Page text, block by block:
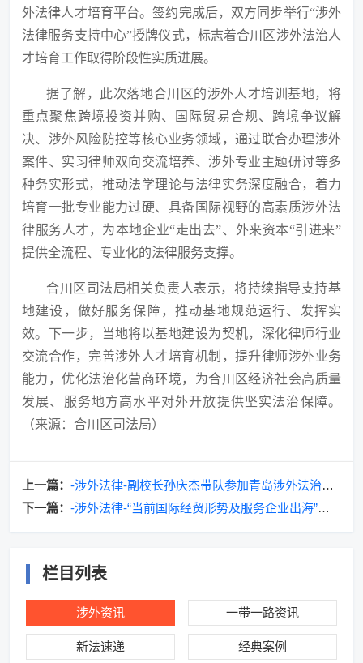
外法律人才培育平台。签约完成后，双方同步举行“涉外
法律服务支持中心”授牌仪式，标志着合川区涉外法治人
才培育工作取得阶段性实质进展。
据了解，此次落地合川区的涉外人才培训基地，将
重点聚焦跨境投资并购、国际贸易合规、跨境争议解
决、涉外风险防控等核心业务领域，通过联合办理涉外
案件、实习律师双向交流培养、涉外专业主题研讨等多
种务实形式，推动法学理论与法律实务深度融合，着力
培育一批专业能力过硬、具备国际视野的高素质涉外法
律服务人才，为本地企业“走出去”、外来资本“引进来”
提供全流程、专业化的法律服务支撑。
合川区司法局相关负责人表示，将持续指导支持基
地建设，做好服务保障，推动基地规范运行、发挥实
效。下一步，当地将以基地建设为契机，深化律师行业
交流合作，完善涉外人才培育机制，提升律师涉外业务
能力，优化法治化营商环境，为合川区经济社会高质量
发展、服务地方高水平对外开放提供坚实法治保障。
（来源：合川区司法局）
上一篇： -涉外法律-副校长孙庆杰带队参加青岛涉外法治人
才创新培养共同体成立仪式
下一篇： -涉外法律-“当前国际经贸形势及服务企业出海”专
栏目列表
涉外资讯 一带一路资讯
新法速递 经典案例